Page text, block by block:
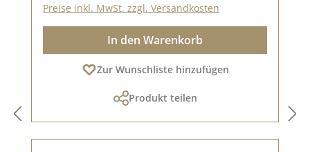
Preise inkl. MwSt. zzgl. Versandkosten
In den Warenkorb
Zur Wunschliste hinzufügen
Produkt teilen